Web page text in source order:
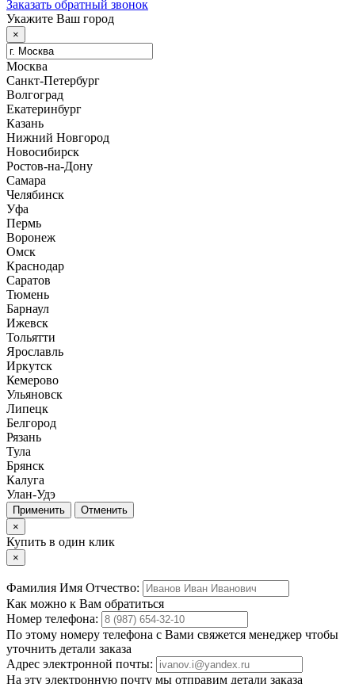
Заказать обратный звонок
Укажите Ваш город
×
Москва
Санкт-Петербург
Волгоград
Екатеринбург
Казань
Нижний Новгород
Новосибирск
Ростов-на-Дону
Самара
Челябинск
Уфа
Пермь
Воронеж
Омск
Краснодар
Саратов
Тюмень
Барнаул
Ижевск
Тольятти
Ярославль
Иркутск
Кемерово
Ульяновск
Липецк
Белгород
Рязань
Тула
Брянск
Калуга
Улан-Удэ
Отменить
×
Купить в один клик
×
Фамилия Имя Отчество:
Как можно к Вам обратиться
Номер телефона:
По этому номеру телефона с Вами свяжется менеджер чтобы
уточнить детали заказа
Адрес электронной почты:
На эту электронную почту мы отправим детали заказа